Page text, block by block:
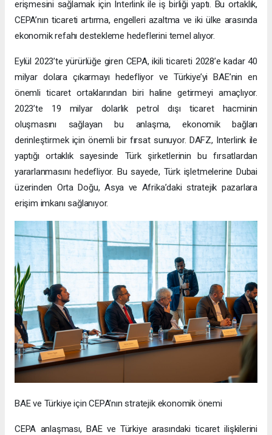
erişmesini sağlamak için Interlink ile iş birliği yaptı. Bu ortaklık,
CEPA’nın ticareti artırma, engelleri azaltma ve iki ülke arasında
ekonomik refahı destekleme hedeflerini temel alıyor.
Eylül 2023’te yürürlüğe giren CEPA, ikili ticareti 2028’e kadar 40
milyar dolara çıkarmayı hedefliyor ve Türkiye’yi BAE’nin en
önemli ticaret ortaklarından biri haline getirmeyi amaçlıyor.
2023’te 19 milyar dolarlık petrol dışı ticaret hacminin
oluşmasını sağlayan bu anlaşma, ekonomik bağları
derinleştirmek için önemli bir fırsat sunuyor. DAFZ, Interlink ile
yaptığı ortaklık sayesinde Türk şirketlerinin bu fırsatlardan
yararlanmasını hedefliyor. Bu sayede, Türk işletmelerine Dubai
üzerinden Orta Doğu, Asya ve Afrika’daki stratejik pazarlara
erişim imkanı sağlanıyor.
BAE ve Türkiye için CEPA’nın stratejik ekonomik önemi
CEPA anlaşması, BAE ve Türkiye arasındaki ticaret ilişkilerini